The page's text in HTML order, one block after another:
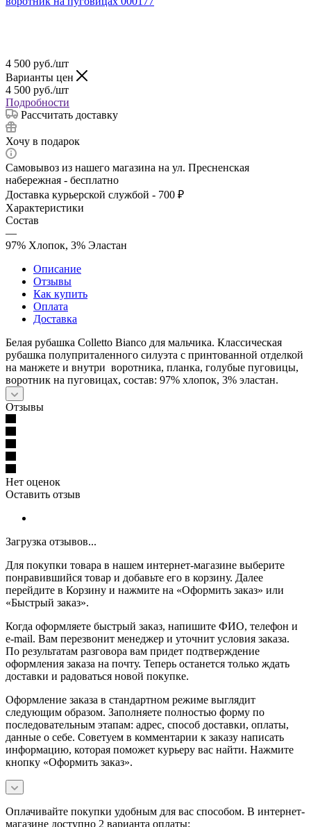
4 500 руб./шт
Варианты цен
4 500 руб./шт
Подробности
Рассчитать доставку
Хочу в подарок
Самовывоз из нашего магазина на ул. Пресненская
набережная - бесплатно
Доставка курьерской службой - 700 ₽
Характеристики
Состав
—
97% Хлопок, 3% Эластан
Описание
Отзывы
Как купить
Оплата
Доставка
Белая рубашка Colletto Bianco для мальчика. Классическая
рубашка полуприталенного силуэта с принтованной отделкой
на манжете и внутри воротника, планка, голубые пуговицы,
воротник на пуговицах, состав: 97% хлопок, 3% эластан.
Отзывы
Нет оценок
Оставить отзыв
Загрузка отзывов...
Для покупки товара в нашем интернет-магазине выберите
понравившийся товар и добавьте его в корзину. Далее
перейдите в Корзину и нажмите на «Оформить заказ» или
«Быстрый заказ».
Когда оформляете быстрый заказ, напишите ФИО, телефон и
e-mail. Вам перезвонит менеджер и уточнит условия заказа.
По результатам разговора вам придет подтверждение
оформления заказа на почту. Теперь останется только ждать
доставки и радоваться новой покупке.
Оформление заказа в стандартном режиме выглядит
следующим образом. Заполняете полностью форму по
последовательным этапам: адрес, способ доставки, оплаты,
данные о себе. Советуем в комментарии к заказу написать
информацию, которая поможет курьеру вас найти. Нажмите
кнопку «Оформить заказ».
Оплачивайте покупки удобным для вас способом. В интернет-
магазине доступно 2 варианта оплаты: